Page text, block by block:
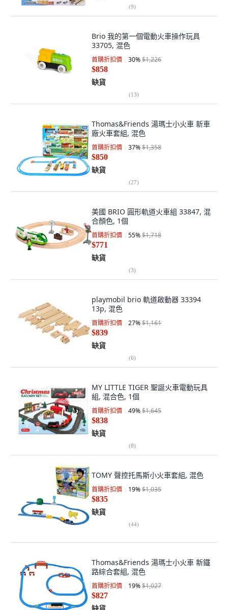
(9)
Brio 我的第一個電動火車操作玩具
33705, 混色
首購折扣價 30%$1,226
$858
缺貨
(13)
Thomas&Friends 湯瑪士小火車 新車
廠火車套組, 混色
首購折扣價 37%$1,358
$850
缺貨
(27)
美國 BRIO 圓形軌道火車組 33847, 混
合顏色, 1個
首購折扣價 55%$1,718
$771
缺貨
(3)
playmobil brio 軌道啟動器 33394
13p, 混色
首購折扣價 27%$1,161
$839
缺貨
(6)
MY LITTLE TIGER 聖誕火車電動玩具
組, 混合色, 1個
首購折扣價 49%$1,645
$838
缺貨
(8)
TOMY 聲控托馬斯小火車套組, 混色
首購折扣價 19%$1,035
$835
缺貨
(44)
Thomas&Friends 湯瑪士小火車 新鐵
路綜合套組, 混色
首購折扣價 19%$1,027
$827